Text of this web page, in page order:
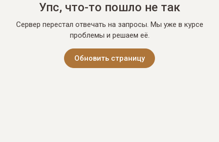
Упс, что-то пошло не так
Сервер перестал отвечать на запросы. Мы уже в курсе
проблемы и решаем её.
Обновить страницу